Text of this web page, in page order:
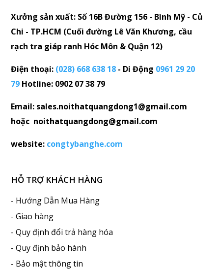
Xưởng sản xuất: Số 16B Đường 156 - Bình Mỹ - Củ
Chi - TP.HCM (Cuối đường Lê Văn Khương, cầu
rạch tra giáp ranh Hóc Môn & Quận 12)
Điện thoại: (028) 668 638 18 - Di Động 0961 29 20
79 Hotline: 0902 07 38 79
Email: sales.noithatquangdong1@gmail.com
hoặc noithatquangdong@gmail.com
website: congtybanghe.com
HỖ TRỢ KHÁCH HÀNG
- Hướng Dẫn Mua Hàng
- Giao hàng
- Quy định đổi trả hàng hóa
- Quy định bảo hành
- Bảo mật thông tin